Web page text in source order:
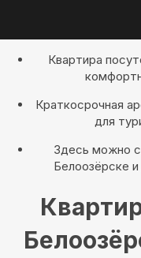
Квартира
Краткосрочная
для
Здесь можно
Белоозёрске